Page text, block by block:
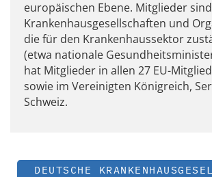
europäischen Ebene. Mitglieder sind
Krankenhausgesellschaften und
die für den Krankenhaussektor
(etwa nationale
hat Mitglieder in allen 27 EU-
sowie im Vereinigten Königreich,
Schweiz.
DEUTSCHE